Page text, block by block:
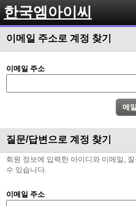
한국엠아이씨
이메일 주소로 계정 찾기
이메일 주소
질문/답변으로 계정 찾기
회원 정보에 입력한 아이디와 이메일,
수 있습니다.
이메일 주소